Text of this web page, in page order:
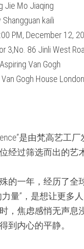
Jie Mo Jiaqing
kaili
PM, December 12,
3,No. 86 Jinli West
Van Gogh
Gogh House
是由梵高艺工
经过筛选而出的艺
的一年，经历了
力量”，是想让更多
，焦虑感悄无声息
到内心的平静。